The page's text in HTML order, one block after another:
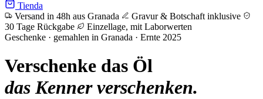
Tienda
Versand in 48h aus Granada
Gravur & Botschaft inklusive
30 Tage Rückgabe
Einzellage, mit Laborwerten
Geschenke · gemahlen in Granada · Ernte 2025
Verschenke das Öl
das Kenner verschenken.